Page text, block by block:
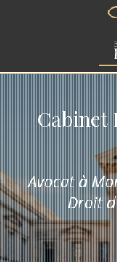
Cabinet
Avocat à
Droit